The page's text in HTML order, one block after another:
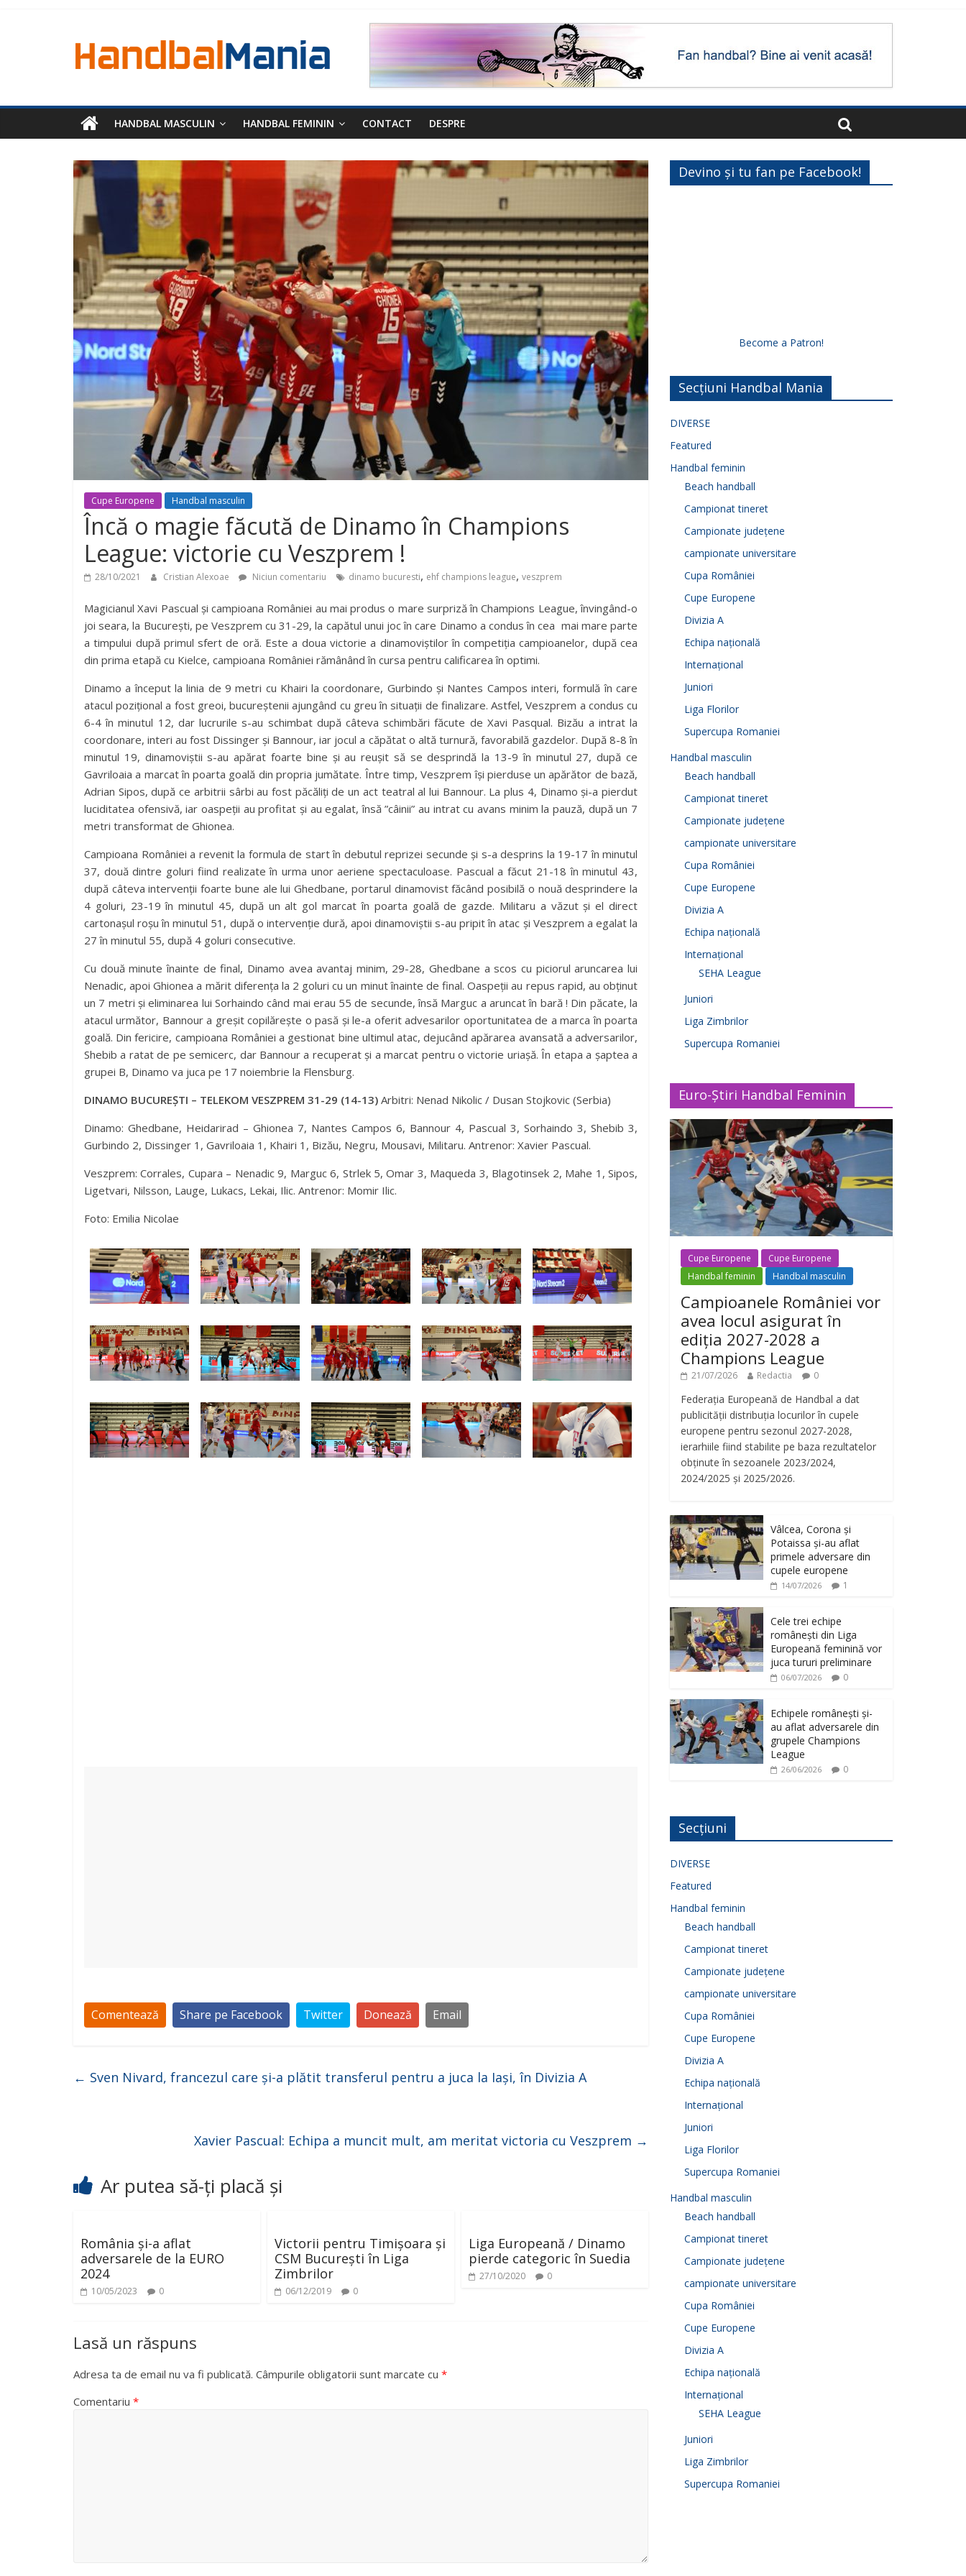
HANDBAL MASCULIN HANDBAL FEMININ CONTACT DESPRE
Cupe Europene Handbal masculin
Încă o magie făcută de Dinamo în Champions
League: victorie cu Veszprem !
28/10/2021 Cristian Alexoae Niciun comentariu dinamo bucuresti, ehf champions league, veszprem
Magicianul Xavi Pascual și campioana României au mai produs o mare surpriză în Champions League, învingând-o
joi seara, la București, pe Veszprem cu 31-29, la capătul unui joc în care Dinamo a condus în cea mai mare parte
a timpului după primul sfert de oră. Este a doua victorie a dinamoviștilor în competiția campioanelor, după cea
din prima etapă cu Kielce, campioana României rămânând în cursa pentru calificarea în optimi.
Dinamo a început la linia de 9 metri cu Khairi la coordonare, Gurbindo și Nantes Campos interi, formulă în care
atacul pozițional a fost greoi, bucureștenii ajungând cu greu în situații de finalizare. Astfel, Veszprem a condus cu
6-4 în minutul 12, dar lucrurile s-au schimbat după câteva schimbări făcute de Xavi Pasqual. Bizău a intrat la
coordonare, interi au fost Dissinger și Bannour, iar jocul a căpătat o altă turnură, favorabilă gazdelor. După 8-8 în
minutul 19, dinamoviștii s-au apărat foarte bine și au reușit să se desprindă la 13-9 în minutul 27, după ce
Gavriloaia a marcat în poarta goală din propria jumătate. Între timp, Veszprem își pierduse un apărător de bază,
Adrian Sipos, după ce arbitrii sârbi au fost păcăliți de un act teatral al lui Bannour. La plus 4, Dinamo și-a pierdut
luciditatea ofensivă, iar oaspeții au profitat și au egalat, însă ”câinii” au intrat cu avans minim la pauză, după un 7
metri transformat de Ghionea.
Campioana României a revenit la formula de start în debutul reprizei secunde și s-a desprins la 19-17 în minutul
37, două dintre goluri fiind realizate în urma unor aeriene spectaculoase. Pascual a făcut 21-18 în minutul 43,
după câteva intervenții foarte bune ale lui Ghedbane, portarul dinamovist făcând posibilă o nouă desprindere la
4 goluri, 23-19 în minutul 45, după un alt gol marcat în poarta goală de gazde. Militaru a văzut și el direct
cartonașul roșu în minutul 51, după o intervenție dură, apoi dinamoviștii s-au pripit în atac și Veszprem a egalat la
27 în minutul 55, după 4 goluri consecutive.
Cu două minute înainte de final, Dinamo avea avantaj minim, 29-28, Ghedbane a scos cu piciorul aruncarea lui
Nenadic, apoi Ghionea a mărit diferența la 2 goluri cu un minut înainte de final. Oaspeții au repus rapid, au obținut
un 7 metri și eliminarea lui Sorhaindo când mai erau 55 de secunde, însă Marguc a aruncat în bară ! Din păcate, la
atacul următor, Bannour a greșit copilărește o pasă și le-a oferit advesarilor oportunitatea de a marca în poarta
goală. Din fericire, campioana României a gestionat bine ultimul atac, dejucând apărarea avansată a adversarilor,
Shebib a ratat de pe semicerc, dar Bannour a recuperat și a marcat pentru o victorie uriașă. În etapa a șaptea a
grupei B, Dinamo va juca pe 17 noiembrie la Flensburg.
DINAMO BUCUREȘTI – TELEKOM VESZPREM 31-29 (14-13) Arbitri: Nenad Nikolic / Dusan Stojkovic (Serbia)
Dinamo: Ghedbane, Heidarirad – Ghionea 7, Nantes Campos 6, Bannour 4, Pascual 3, Sorhaindo 3, Shebib 3,
Gurbindo 2, Dissinger 1, Gavriloaia 1, Khairi 1, Bizău, Negru, Mousavi, Militaru. Antrenor: Xavier Pascual.
Veszprem: Corrales, Cupara – Nenadic 9, Marguc 6, Strlek 5, Omar 3, Maqueda 3, Blagotinsek 2, Mahe 1, Sipos,
Ligetvari, Nilsson, Lauge, Lukacs, Lekai, Ilic. Antrenor: Momir Ilic.
Foto: Emilia Nicolae
Comentează Share pe Facebook Twitter Donează Email
← Sven Nivard, francezul care și-a plătit transferul pentru a juca la Iași, în Divizia A
Xavier Pascual: Echipa a muncit mult, am meritat victoria cu Veszprem →
Ar putea să-ți placă și
România și-a aflat
adversarele de la EURO
2024
10/05/2023 0
Victorii pentru Timișoara și
CSM București în Liga
Zimbrilor
06/12/2019 0
Liga Europeană / Dinamo
pierde categoric în Suedia
27/10/2020 0
Lasă un răspuns
Adresa ta de email nu va fi publicată. Câmpurile obligatorii sunt marcate cu *
Comentariu *
Devino și tu fan pe Facebook!
Become a Patron!
Secțiuni Handbal Mania
DIVERSE
Featured
Handbal feminin
Beach handball
Campionat tineret
Campionate județene
campionate universitare
Cupa României
Cupe Europene
Divizia A
Echipa națională
Internațional
Juniori
Liga Florilor
Supercupa Romaniei
Handbal masculin
Beach handball
Campionat tineret
Campionate județene
campionate universitare
Cupa României
Cupe Europene
Divizia A
Echipa națională
Internațional
SEHA League
Juniori
Liga Zimbrilor
Supercupa Romaniei
Euro-Știri Handbal Feminin
Cupe Europene
Cupe Europene
Handbal feminin
Handbal masculin
Campioanele României vor
avea locul asigurat în
ediția 2027-2028 a
Champions League
21/07/2026 Redactia 0
Federația Europeană de Handbal a dat
publicității distribuția locurilor în cupele
europene pentru sezonul 2027-2028,
ierarhiile fiind stabilite pe baza rezultatelor
obținute în sezoanele 2023/2024,
2024/2025 și 2025/2026.
Vâlcea, Corona și
Potaissa și-au aflat
primele adversare din
cupele europene
14/07/2026 1
Cele trei echipe
românești din Liga
Europeană feminină vor
juca tururi preliminare
06/07/2026 0
Echipele românești și-
au aflat adversarele din
grupele Champions
League
26/06/2026 0
Secțiuni
DIVERSE
Featured
Handbal feminin
Beach handball
Campionat tineret
Campionate județene
campionate universitare
Cupa României
Cupe Europene
Divizia A
Echipa națională
Internațional
Juniori
Liga Florilor
Supercupa Romaniei
Handbal masculin
Beach handball
Campionat tineret
Campionate județene
campionate universitare
Cupa României
Cupe Europene
Divizia A
Echipa națională
Internațional
SEHA League
Juniori
Liga Zimbrilor
Supercupa Romaniei